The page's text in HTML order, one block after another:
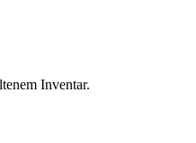
Inventar.